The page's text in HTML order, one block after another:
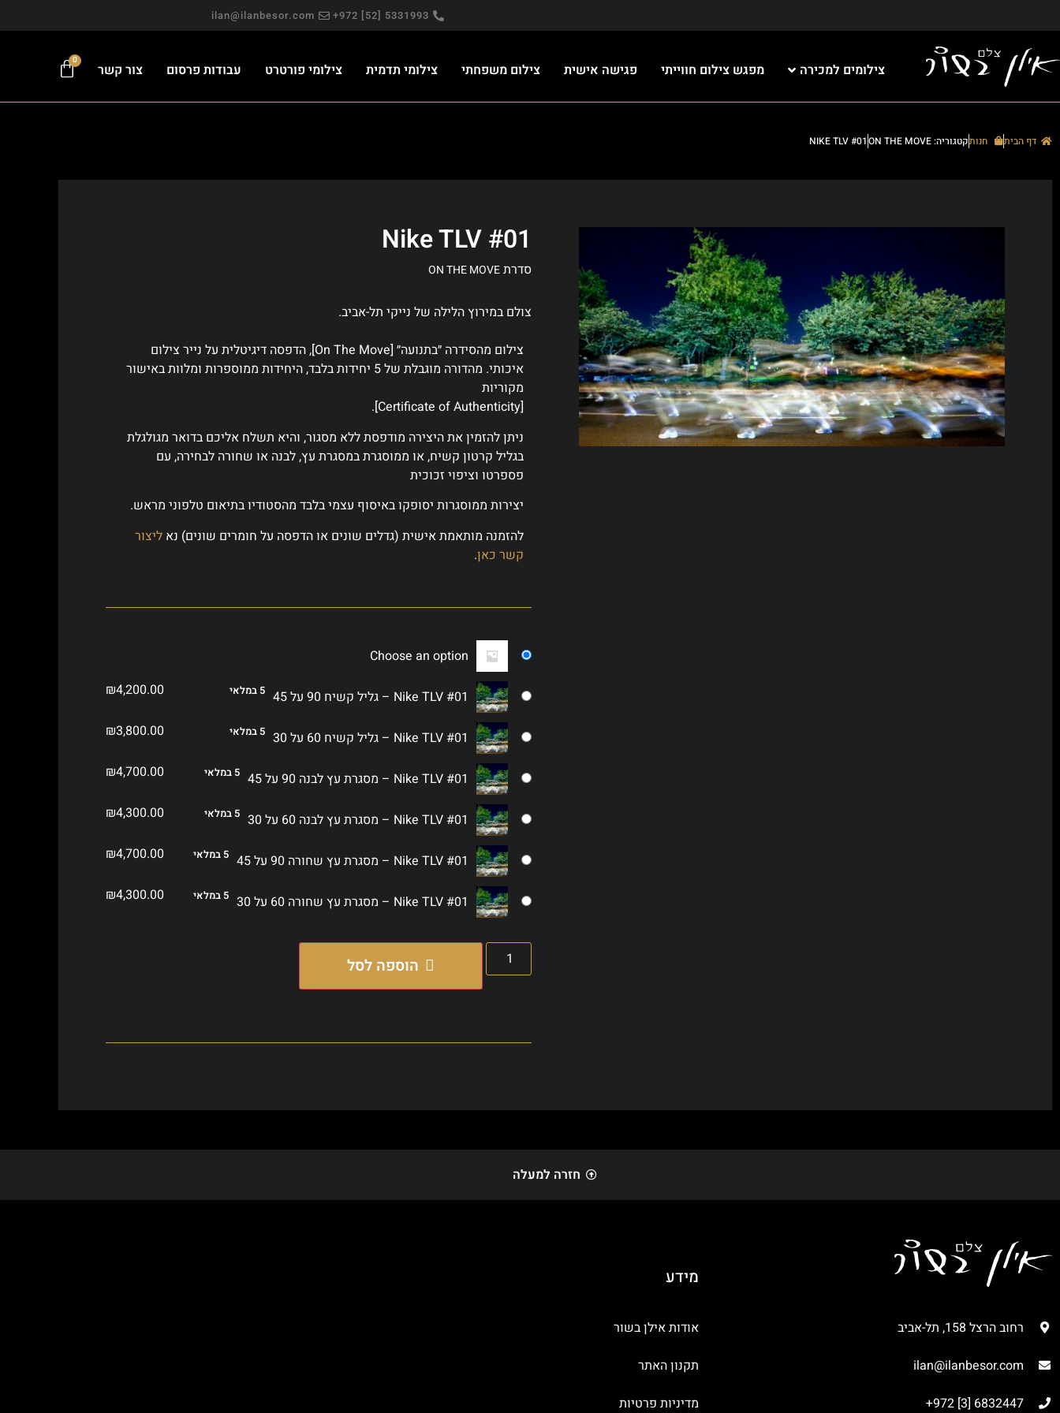
5331993 [52] 972+
ilan@ilanbesor.com
צילומים למכירה מפגש צילום חווייתי פגישה אישית צילום משפחתי צילומי תדמית צילומי פורטרט עבודות פרסום צור קשר
0
דף הבית חנותקטגוריה: ON THE MOVE NIKE TLV #01
Nike TLV #01
סדרתON THE MOVE
צולם במירוץ הלילה של נייקי תל-אביב.
צילום מהסידרה ״בתנועה״ [On The Move], הדפסה דיגיטלית על נייר צילום
איכותי. מהדורה מוגבלת של 5 יחידות בלבד, היחידות ממוספרות ומלוות באישור
מקוריות
[Certificate of Authenticity].
ניתן להזמין את היצירה מודפסת ללא מסגור, והיא תשלח אליכם בדואר מגולגלת
בגליל קרטון קשיח, או ממוסגרת במסגרת עץ, לבנה או שחורה לבחירה, עם
פספרטו וציפוי זכוכית
יצירות ממוסגרות יסופקו באיסוף עצמי בלבד מהסטודיו בתיאום טלפוני מראש.
להזמנה מותאמת אישית (גדלים שונים או הדפסה על חומרים שונים) נא ליצור
קשר כאן.
Choose an option
Nike TLV #01 – גליל קשיח 90 על 45 ₪4,200.00 5 במלאי
Nike TLV #01 – גליל קשיח 60 על 30 ₪3,800.00 5 במלאי
Nike TLV #01 – מסגרת עץ לבנה 90 על 45 ₪4,700.00 5 במלאי
Nike TLV #01 – מסגרת עץ לבנה 60 על 30 ₪4,300.00 5 במלאי
Nike TLV #01 – מסגרת עץ שחורה 90 על 45 ₪4,700.00 5 במלאי
Nike TLV #01 – מסגרת עץ שחורה 60 על 30 ₪4,300.00 5 במלאי
הוספה לסל
חזרה למעלה
רחוב הרצל 158, תל-אביב
ilan@ilanbesor.com
6832447 [3] 972+
מידע
אודות אילן בשור
תקנון האתר
מדיניות פרטיות